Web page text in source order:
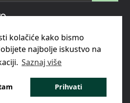
Politika privatnosti
kolačića (cookies)
kolačiće kako bismo
najbolje iskustvo na
Saznaj više
Prihvati